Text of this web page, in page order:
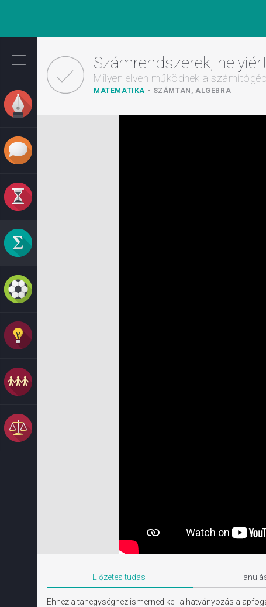
tartalomra
Számrendszerek,
Milyen elven működnek a
MATEMATIKA SZÁMTAN, ALGEBRA
Előzetes tudás
Ehhez a tanegységhez ismerned kell a hatványozás